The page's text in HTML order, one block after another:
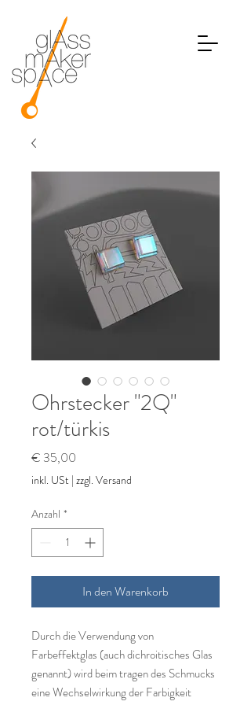
Ohrstecker "2Q"
rot/türkis
€ 35,00
inkl. USt | zzgl. Versand
Anzahl *
In den Warenkorb
Durch die Verwendung von
Farbeffektglas (auch dichroitisches Glas
genannt) wird beim tragen des Schmucks
eine Wechselwirkung der Farbigkeit